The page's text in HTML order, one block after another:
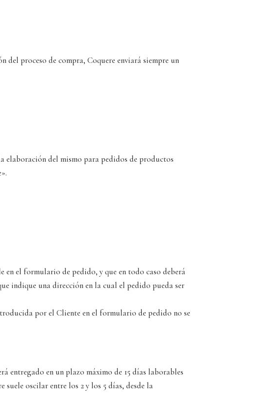
del proceso de compra, Coquere enviará siempre un
elaboración del mismo para pedidos de productos
en el formulario de pedido, y que en todo caso deberá
indique una dirección en la cual el pedido pueda ser
por el Cliente en el formulario de pedido no se
entregado en un plazo máximo de 15 días laborables
oscilar entre los 2 y los 5 días, desde la